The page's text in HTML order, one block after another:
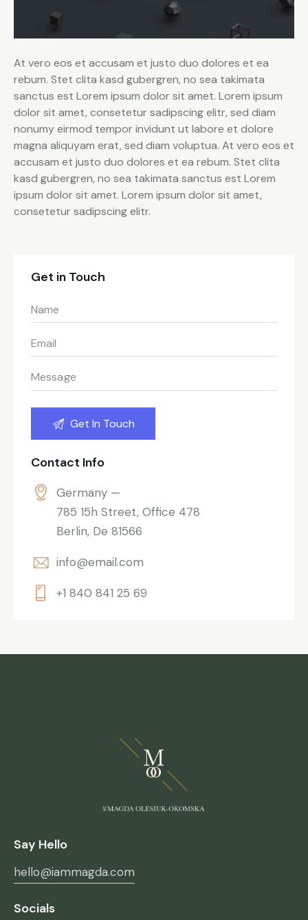
At vero eos et accusam et justo duo dolores et ea
rebum. Stet clita kasd gubergren, no sea takimata
sanctus est Lorem ipsum dolor sit amet. Lorem ipsum
dolor sit amet, consetetur sadipscing elitr, sed diam
nonumy eirmod tempor invidunt ut labore et dolore
magna aliquyam erat, sed diam voluptua. At vero eos et
accusam et justo duo dolores et ea rebum. Stet clita
kasd gubergren, no sea takimata sanctus est Lorem
ipsum dolor sit amet. Lorem ipsum dolor sit amet,
consetetur sadipscing elitr.
Get in Touch
Contact Info
Germany —
785 15h Street, Office 478
Berlin, De 81566
info@email.com
+1 840 841 25 69
Say Hello
hello@iammagda.com
Socials